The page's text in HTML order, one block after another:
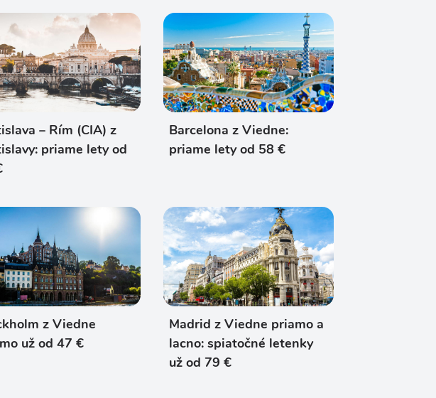
– Rím (CIA) z
priame lety od
Barcelona z Viedne:
priame lety od 58 €
z Viedne
už od 47 €
Madrid z Viedne priamo a
lacno: spiatočné letenky
už od 79 €